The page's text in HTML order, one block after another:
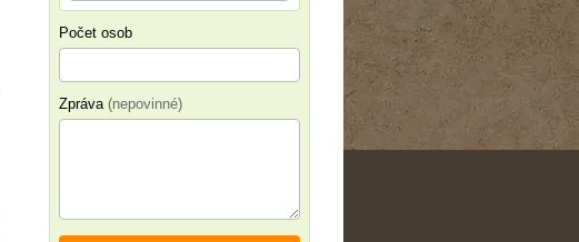
Počet osob
Zpráva (nepovinné)